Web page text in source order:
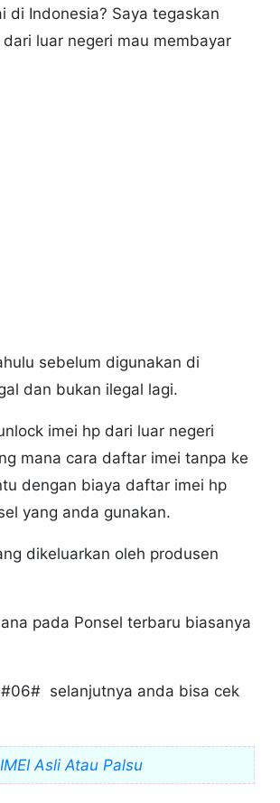
di Indonesia? Saya tegaskan
luar negeri mau membayar
sebelum digunakan di
dan bukan ilegal lagi.
imei hp dari luar negeri
mana cara daftar imei tanpa ke
dengan biaya daftar imei hp
yang anda gunakan.
dikeluarkan oleh produsen
pada Ponsel terbaru biasanya
selanjutnya anda bisa cek
Asli Atau Palsu